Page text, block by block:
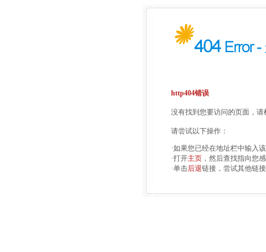
http404错误
没有找到您要访问的页面，
请尝试以下操作：
·如果您已经在地址栏中输入
·打开主页 ，然后查找指向您
·单击后退链接，尝试其他链